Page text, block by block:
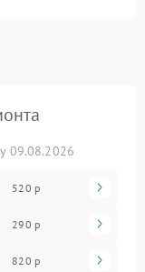
09.08.2026
520 р
290 р
820 р